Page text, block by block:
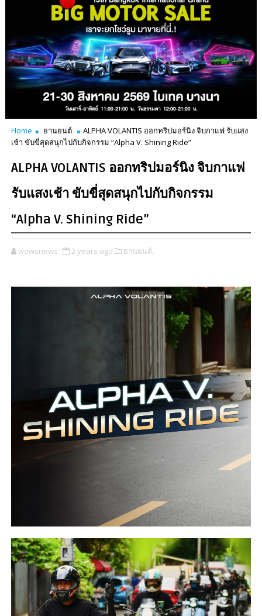
Home ยานยนต์
ALPHA VOLANTIS ออกทริปมอร์นิง จิบกาแฟ รับแสง
เช้า ขับขี่สุดสนุกไปกับกิจกรรม “Alpha V. Shining Ride”
ALPHA VOLANTIS ออกทริปมอร์นิง จิบกาแฟ
รับแสงเช้า ขับขี่สุดสนุกไปกับกิจกรรม
“Alpha V. Shining Ride”
wowsnews 2 years ago ยานยนต์,